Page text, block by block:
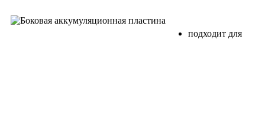
подходит для